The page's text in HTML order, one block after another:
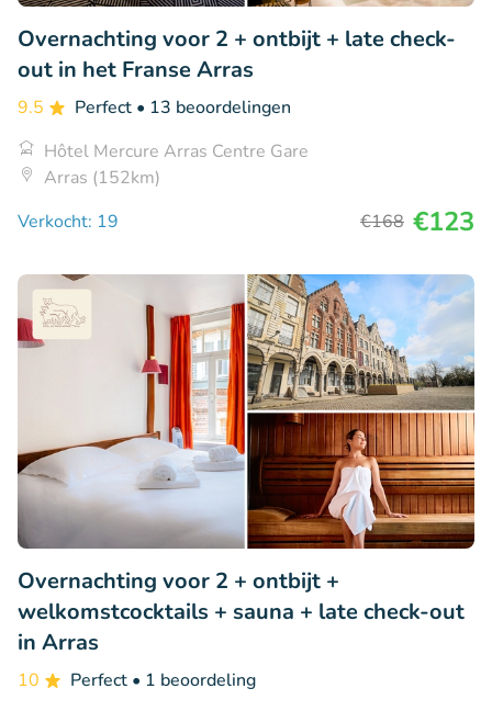
Overnachting voor 2 + ontbijt + late check-
out in het Franse Arras
9.5 Perfect • 13 beoordelingen
Hôtel Mercure Arras Centre Gare
Arras (152km)
Verkocht: 19
€168 €123
Overnachting voor 2 + ontbijt +
welkomstcocktails + sauna + late check-out
in Arras
10 Perfect • 1 beoordeling